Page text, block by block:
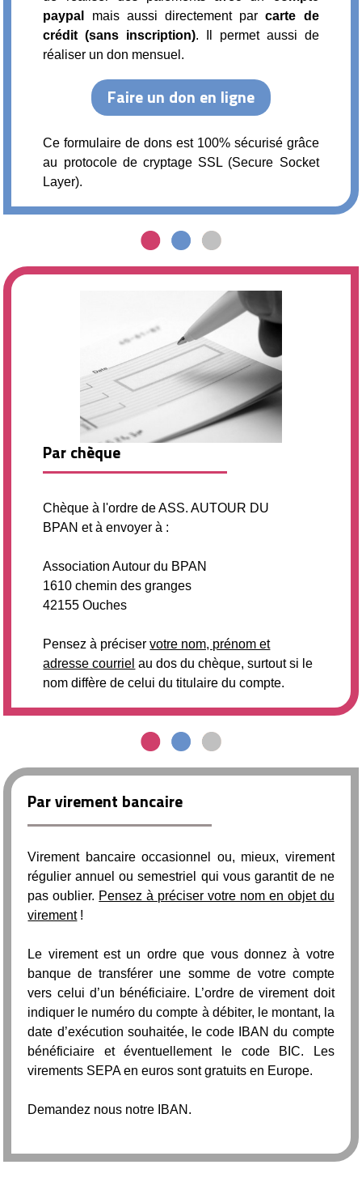
paypal
mais aussi directement parcarte de
crédit (sans inscription). Il permet aussi de
réaliser un don mensuel.
Ce formulaire de dons est 100% sécurisé grâce
au protocole de cryptage SSL (Secure Socket
Layer).
Par chèque
Chèque à l'ordre de ASS. AUTOUR DU
BPAN et à envoyer à :
Association Autour du BPAN
1610 chemin des granges
42155 Ouches
Pensez à préciservotre nom, prénom et
adresse courriel au dos du chèque, surtout si le
nom diffère de celui du titulaire du compte.
Par virement bancaire
Virement bancaire occasionnel ou, mieux, virement
régulier annuel ou semestriel qui vous garantit de ne
pas oublier. Pensez à préciser votre nom en objet du
virement!
Le virement est un ordre que vous donnez à votre
banque de transférer une somme de votre compte
vers celui d’un bénéficiaire. L’ordre de virement doit
indiquer le numéro du compte à débiter, le montant, la
date d’exécution souhaitée, le code IBAN du compte
bénéficiaire et éventuellement le code BIC. Les
virements SEPA en euros sont gratuits en Europe.
Demandez nous notre IBAN.